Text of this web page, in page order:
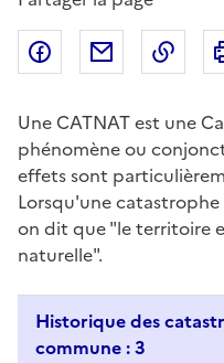
Partager surPartager
Une CATNAT est une
phénomène ou
effets sont
Lorsqu'une
on dit que "le territoire
naturelle".
Historique des
commune : 3